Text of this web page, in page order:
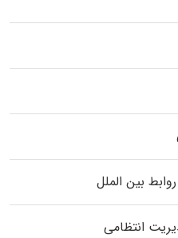
بین الملل
انتظامی